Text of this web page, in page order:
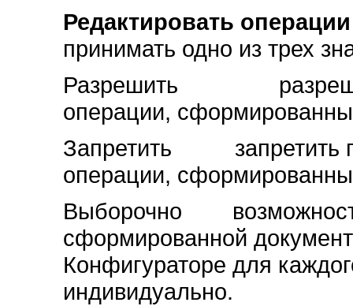
Редактировать
принимать одно из трех
Разрешить разрешить
операции,
Запретить запретить
операции,
Выборочно
сформированной
Конфигураторе для
индивидуально.